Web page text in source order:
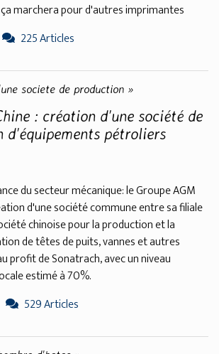
marchera pour d'autres imprimantes
225 Articles
societe de production »
: création d'une société de
d'équipements pétroliers
du secteur mécanique: le Groupe AGM
d'une société commune entre sa filiale
chinoise pour la production et la
de têtes de puits, vannes et autres
profit de Sonatrach, avec un niveau
estimé à 70%.
529 Articles